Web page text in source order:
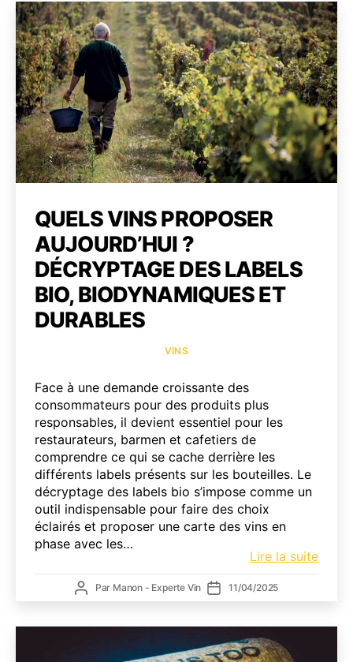
pour
un
QUELS VINS PROPOSER
AUJOURD’HUI ?
DÉCRYPTAGE DES LABELS
BIO, BIODYNAMIQUES ET
DURABLES
VINS
Face à une demande croissante des
consommateurs pour des produits plus
responsables, il devient essentiel pour les
restaurateurs, barmen et cafetiers de
comprendre ce qui se cache derrière les
différents labels présents sur les bouteilles. Le
décryptage des labels bio s’impose comme un
outil indispensable pour faire des choix
éclairés et proposer une carte des vins en
phase avec les…
Lire la suiteQuels
vins
?
Auteur
de
Par Manon - Experte Vin Date
de
11/04/2025